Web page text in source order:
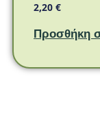
2,20€
Προσθήκη